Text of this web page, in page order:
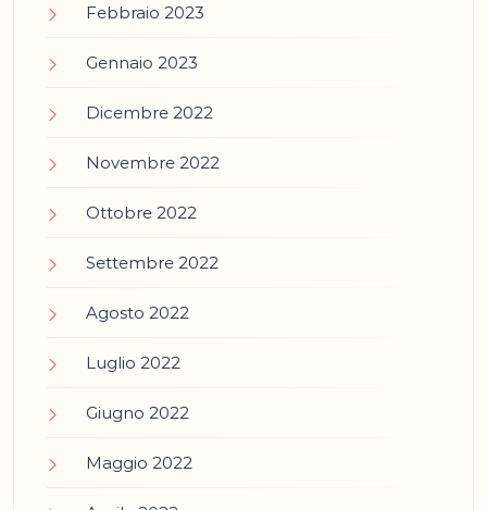
Febbraio 2023
Gennaio 2023
Dicembre 2022
Novembre 2022
Ottobre 2022
Settembre 2022
Agosto 2022
Luglio 2022
Giugno 2022
Maggio 2022